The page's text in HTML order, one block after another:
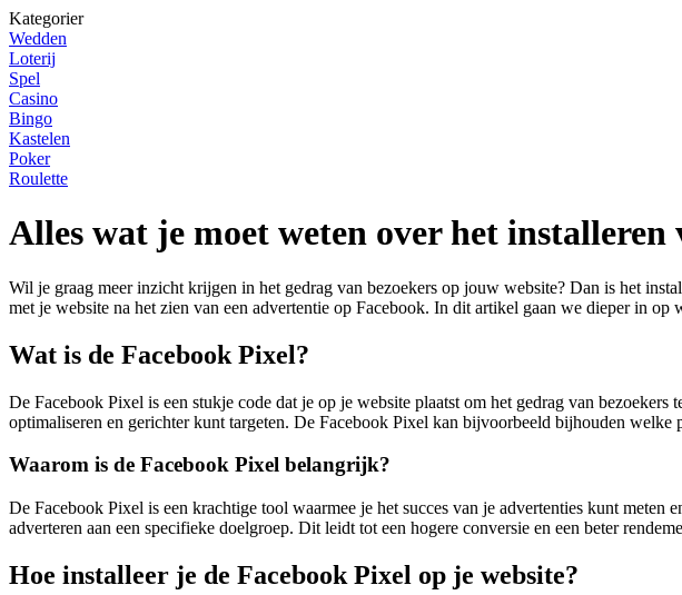
Kategorier
Wedden
Loterij
Spel
Casino
Bingo
Kastelen
Poker
Roulette
Alles wat je moet weten over het installeren
Wil je graag meer inzicht krijgen in het gedrag van bezoekers op jouw website? Dan is het
met je website na het zien van een advertentie op Facebook. In dit artikel gaan we dieper in
Wat is de Facebook Pixel?
De Facebook Pixel is een stukje code dat je op je website plaatst om het gedrag van
optimaliseren en gerichter kunt targeten. De Facebook Pixel kan bijvoorbeeld bijhouden
Waarom is de Facebook Pixel belangrijk?
De Facebook Pixel is een krachtige tool waarmee je het succes van je advertenties kunt
adverteren aan een specifieke doelgroep. Dit leidt tot een hogere conversie en een beter
Hoe installeer je de Facebook Pixel op je website?